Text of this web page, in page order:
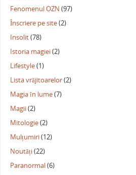
Fenomenul OZN (97)
Înscriere pe site(2)
Insolit(78)
Istoria magiei(2)
Lifestyle(1)
Lista vrăjitoarelor(2)
Magia în lume(7)
Magii(2)
Mitologie(2)
Mulțumiri(12)
Noutăți(22)
Paranormal(6)